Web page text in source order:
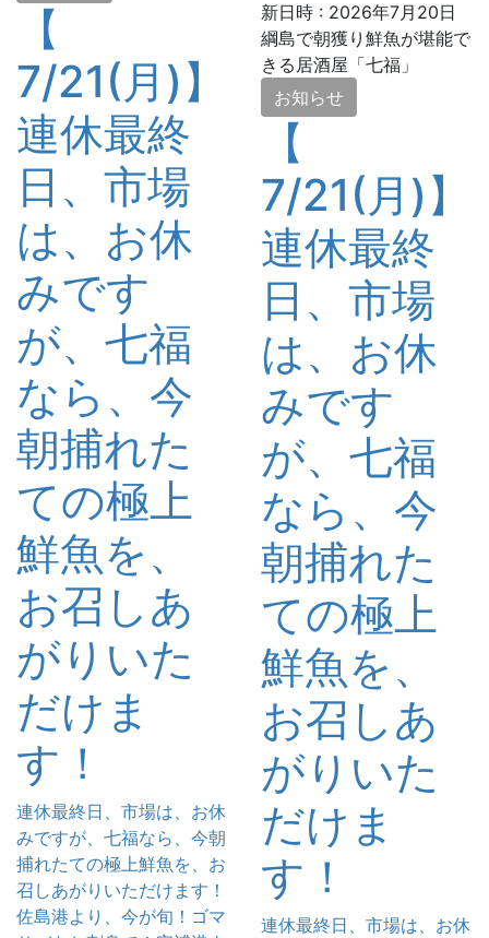
【
7/21(月)】
連休最終
日、市場
は、お休
みです
が、七福
なら、今
朝捕れた
ての極上
鮮魚を、
お召しあ
がりいた
だけま
す！
連休最終日、市場は、お休
みですが、七福なら、今朝
捕れたての極上鮮魚を、お
召しあがりいただけます！
佐島港より、今が旬！ゴマ
新日時 : 2026年7月20日
綱島で朝獲り鮮魚が堪能で
きる居酒屋「七福」
お知らせ
【
7/21(月)】
連休最終
日、市場
は、お休
みです
が、七福
なら、今
朝捕れた
ての極上
鮮魚を、
お召しあ
がりいた
だけま
す！
連休最終日、市場は、お休